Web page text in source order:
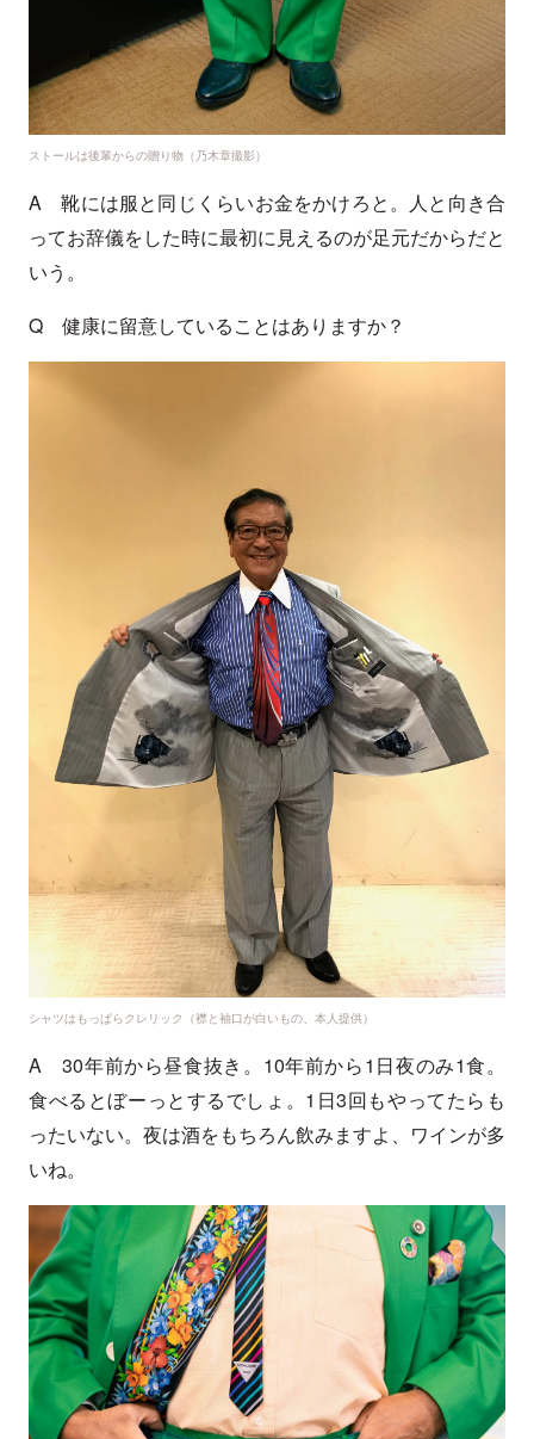
ストールは後輩からの贈り物（乃木章撮影）
A 靴には服と同じくらいお金をかけろと。人と向き合
ってお辞儀をした時に最初に見えるのが足元だからだと
いう。
Q 健康に留意していることはありますか？
シャツはもっぱらクレリック（襟と袖口が白いもの、本人提供）
A 30年前から昼食抜き。10年前から1日夜のみ1食。
食べるとぼーっとするでしょ。1日3回もやってたらも
ったいない。夜は酒をもちろん飲みますよ、ワインが多
いね。